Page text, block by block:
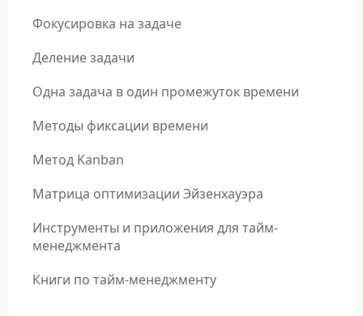
Фокусировка на задаче
Деление задачи
Одна задача в один промежуток времени
Методы фиксации времени
Метод Kanban
Матрица оптимизации Эйзенхауэра
Инструменты и приложения для тайм-
менеджмента
Книги по тайм-менеджменту